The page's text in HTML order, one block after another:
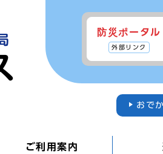
防災ポータル
外部リンク
おで
ご利用案内